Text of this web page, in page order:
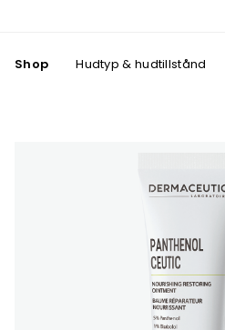
Shop Hudtyp & hudtillstånd